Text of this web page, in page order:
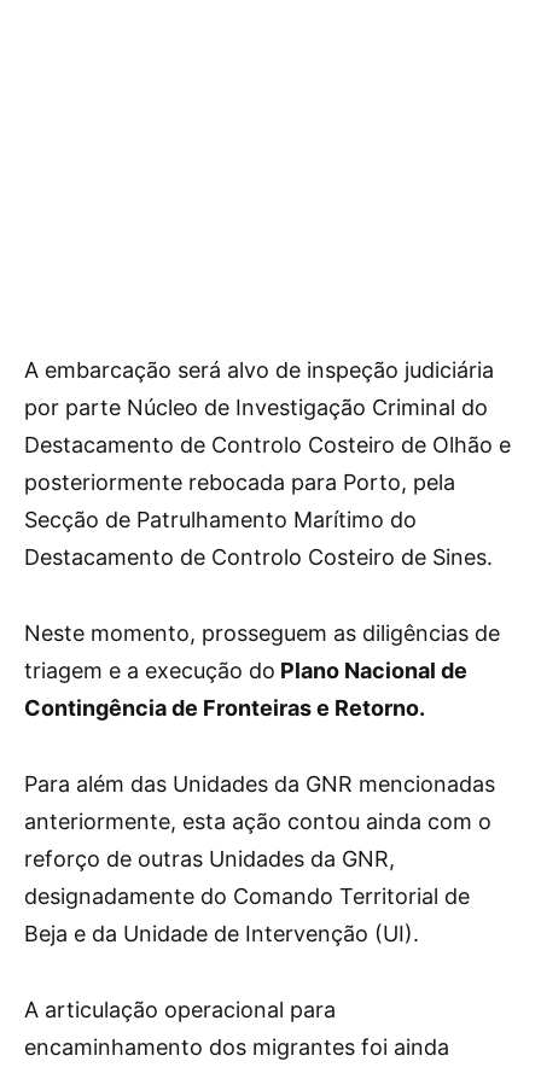
A embarcação será alvo de inspeção judiciária
por parte Núcleo de Investigação Criminal do
Destacamento de Controlo Costeiro de Olhão e
posteriormente rebocada para Porto, pela
Secção de Patrulhamento Marítimo do
Destacamento de Controlo Costeiro de Sines.
Neste momento, prosseguem as diligências de
triagem e a execução do Plano Nacional de
Contingência de Fronteiras e Retorno.
Para além das Unidades da GNR mencionadas
anteriormente, esta ação contou ainda com o
reforço de outras Unidades da GNR,
designadamente do Comando Territorial de
Beja e da Unidade de Intervenção (UI).
A articulação operacional para
encaminhamento dos migrantes foi ainda